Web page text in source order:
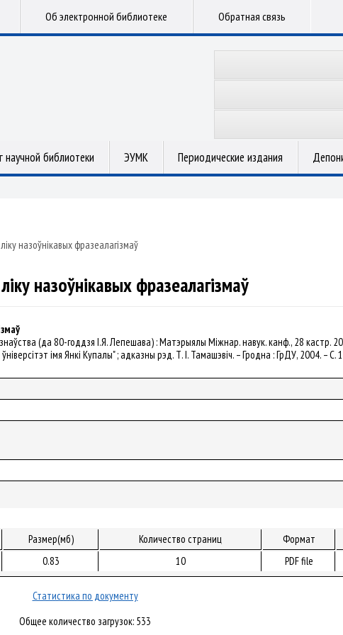
Об электронной библиотеке Обратная связь
научной библиотеки ЭУМК Периодические издания
назоўнікавых фразеалагізмаў
назоўнікавых фразеалагізмаў
(да 80-годдзя І.Я. Лепешава) : Матэрыялы Міжнар. навук. канф., 28 кастр.
імя Янкі Купалы" ; адказны рэд. Т. І. Тамашэвіч. – Гродна : ГрДУ, 2004. – С.
Размер(мб) Количество страниц
Формат
0.83 10 PDF file
Статистика по документу
Общее количество загрузок: 533